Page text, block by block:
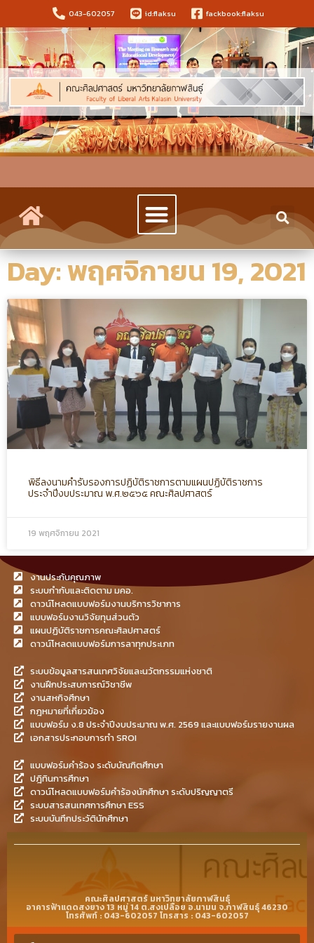
043-602057 id:flaksu fackbook:flaksu
Day: พฤศจิกายน 19, 2021
พิธีลงนามคำรับรองการปฏิบัติราชการตามแผนปฏิบัติราชการ
ประจำปีงบประมาณ พ.ศ.๒๕๖๕ คณะศิลปศาสตร์
19 พฤศจิกายน 2021
งานประกันคุณภาพ
ระบบกำกับและติดตาม มคอ.
ดาวน์โหลดแบบฟอร์มงานบริการวิชาการ
แบบฟอร์มงานวิจัยทุนส่วนตัว
แผนปฏิบัติราชการคณะศิลปศาสตร์
ดาวน์โหลดแบบฟอร์มการลาทุกประเภท
ระบบข้อมูลสารสนเทศวิจัยและนวัตกรรมแห่งชาติ
งานฝึกประสบการณ์วิชาชีพ
งานสหกิจศึกษา
กฎหมายที่เกี่ยวข้อง
แบบฟอร์ม ง.8 ประจำปีงบประมาณ พ.ศ. 2569 และแบบฟอร์มรายงานผล
เอกสารประกอบการทำ SROI
แบบฟอร์มคำร้อง ระดับบัณฑิตศึกษา
ปฎิทินการศึกษา
ดาวน์โหลดแบบฟอร์มคำร้องนักศึกษา ระดับปริญญาตรี
ระบบสารสนเทศการศึกษา ESS
ระบบบันทึกประวัตินักศึกษา
คณะศิลปศาสตร์ มหาวิทยาลัยกาฬสินธุ์
อาคารฟ้าแดดสงยาง 13 หมู่ 14 ต.สงเปลือย อ.นามน จ.กาฬสินธุ์ 46230
โทรศัพท์ : 043-602057 โทรสาร : 043-602057